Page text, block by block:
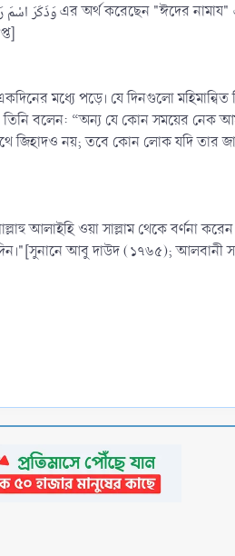
মধ্যে পড়ে। যে দিনগুলো
যে, তিনি বলেন: “অন্য যে কোন সময়ের
জিহাদও নয়; তবে কোন লোক যদি তার
আলাইহি ওয়া সাল্লাম থেকে
দিন।"[সুনানে আবু দাউদ (১৭৬৫); আলবানী